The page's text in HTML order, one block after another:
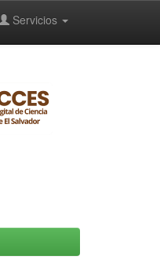
Servicios